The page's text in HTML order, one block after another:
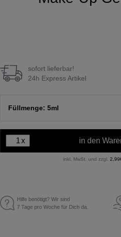
sofort lieferbar!
24h Express Artikel
Füllmenge: 5ml
x in den
inkl. MwSt. und zzgl.
Hilfe benötigt? Wir sind
7 Tage pro Woche für Dich da.
€